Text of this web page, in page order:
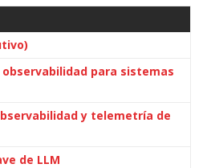
para sistemas
y telemetría de
de LLM